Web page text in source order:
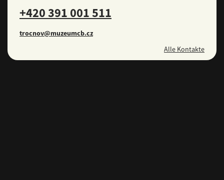
+420 391 001 511
trocnov@muzeumcb.cz
Alle Kontakte